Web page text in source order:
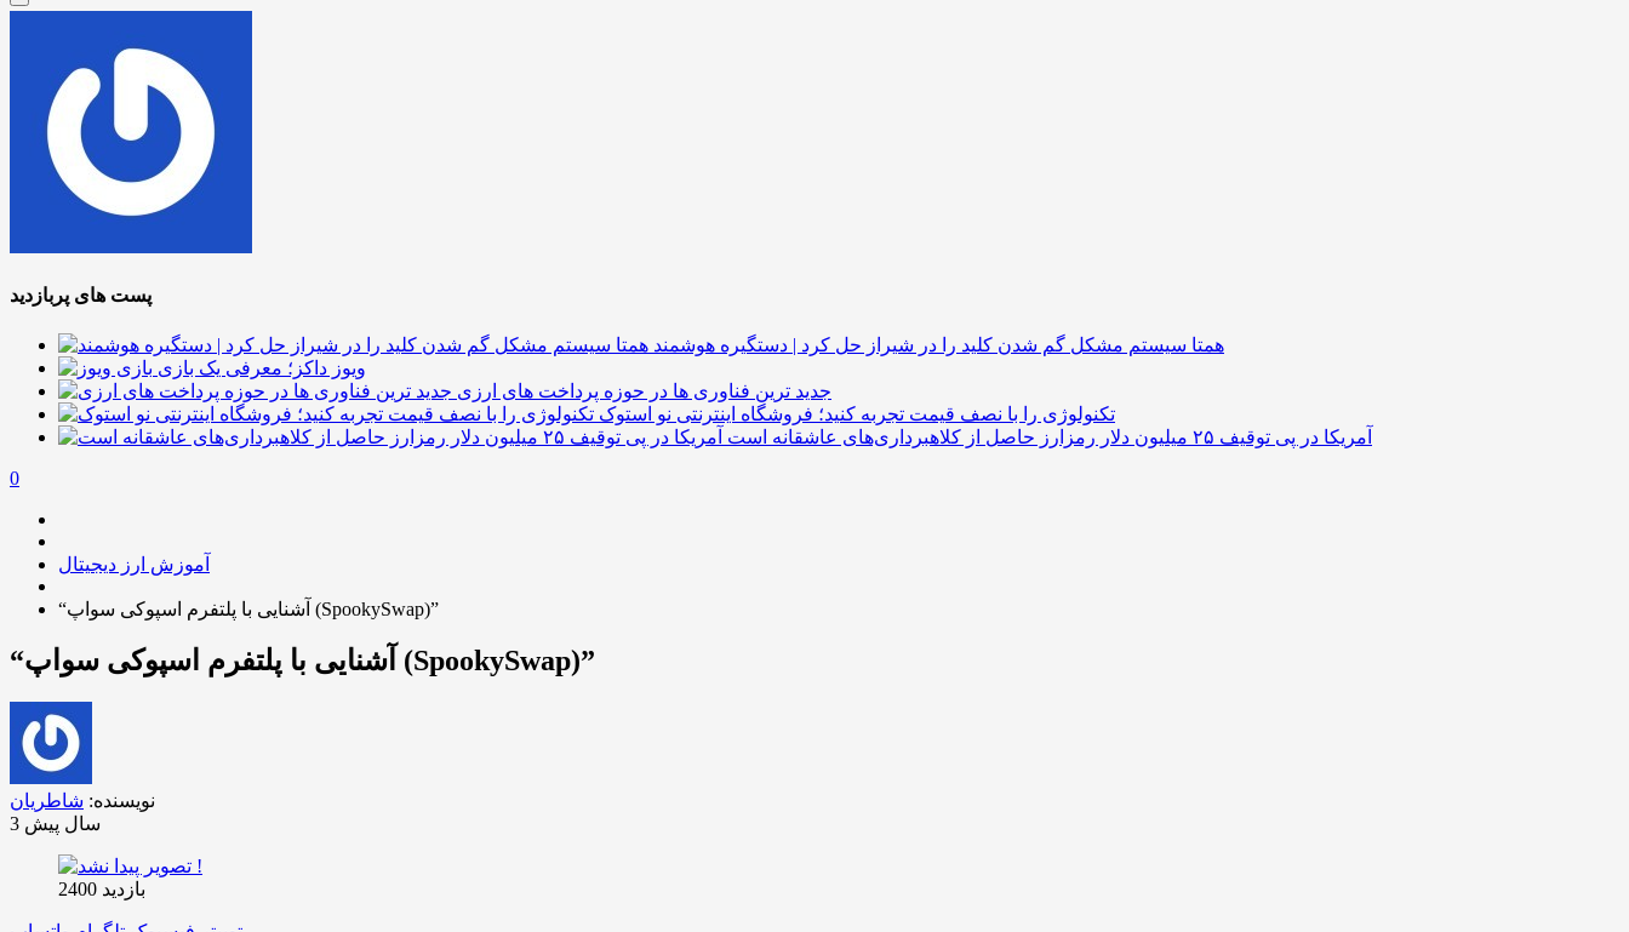
پست های پربازدید
همتا سیستم مشکل گم شدن کلید را در شیراز حل کرد | دستگیره هوشمند
ویوز داکز؛ معرفی یک بازی
جدید ترین فناوری ها در حوزه پرداخت های ارزی
تکنولوژی را با نصف قیمت تجربه کنید؛ فروشگاه اینترنتی نو استوک
آمریکا در پی توقیف ۲۵ میلیون دلار رمزارز حاصل از کلاهبرداری‌های عاشقانه است
0
آموزش ارز دیجیتال
“آشنایی با پلتفرم اسپوکی سواپ (SpookySwap)”
“آشنایی با پلتفرم اسپوکی سواپ (SpookySwap)”
نویسنده: شاطریان
3 سال پیش
بازدید 2400